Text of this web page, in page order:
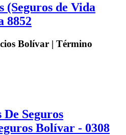
(Seguros de Vida
8852
Bolívar | Término
De Seguros
Bolívar - 0308